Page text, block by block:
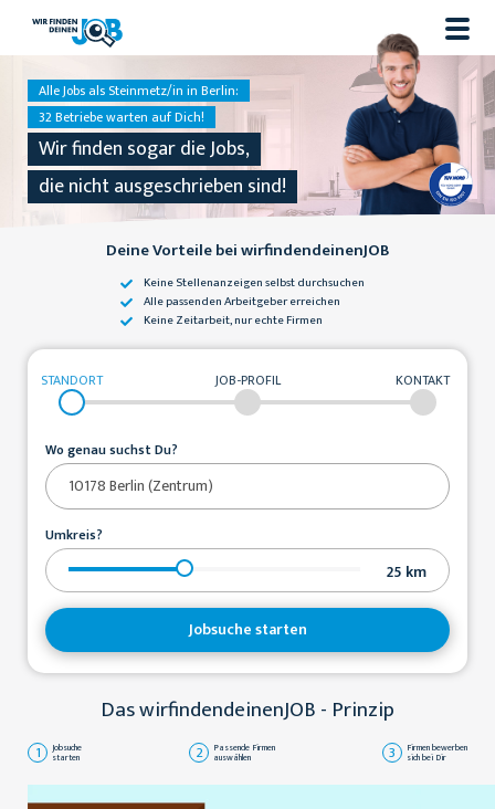
Alle Jobs als Steinmetz/in in Berlin:
32 Betriebe warten auf Dich!
Wir finden sogar die Jobs,
die nicht ausgeschrieben sind!
Deine Vorteile bei wirfindendeinenJOB
Keine Stellenanzeigenselbst durchsuchen
Alle passendenArbeitgeber erreichen
Keine Zeitarbeit,nur echte Firmen
STANDORT JOB-PROFIL KONTAKT
Wo genau suchst Du?
Umkreis?
25 km
Jobsuche starten
Das wirfindendeinenJOB - Prinzip
1 Jobsuche
starten 2 Passende Firmen
auswählen 3 Firmen bewerben
sich bei Dir